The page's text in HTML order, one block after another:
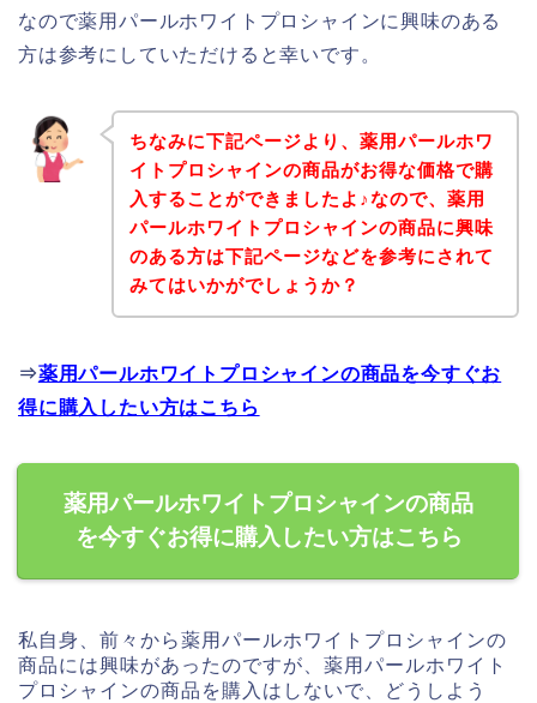
なので薬用パールホワイトプロシャインに興味のある
方は参考にしていただけると幸いです。
ちなみに下記ページより、薬用パールホワ
イトプロシャインの商品がお得な価格で購
入することができましたよ♪なので、薬用
パールホワイトプロシャインの商品に興味
のある方は下記ページなどを参考にされて
みてはいかがでしょうか？
⇒薬用パールホワイトプロシャインの商品を今すぐお
得に購入したい方はこちら
薬用パールホワイトプロシャインの商品
を今すぐお得に購入したい方はこちら
私自身、前々から薬用パールホワイトプロシャインの
商品には興味があったのですが、薬用パールホワイト
プロシャインの商品を購入はしないで、どうしよう